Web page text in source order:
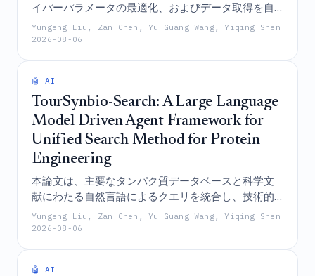
イパーパラメータの最適化、およびデータ取得を自
然言語による対話を通じて処理することにより、デ
ィープラーニングの深い専門知識を持たない生物学
モデル駆動型のエージェントフレームワークであ
る。
Yungeng Liu, Zan Chen, Yu Guang Wang, Yiqing Shen
2026-08-06
🤖 AI
TourSynbio-Search: A Large Language
Model Driven Agent Framework for
Unified Search Method for Protein
Engineering
本論文は、主要なタンパク質データベースと科学文
献にわたる自然言語によるクエリを統合し、技術的
障壁を下げてタンパク質工学研究を加速させる、
TourSynbio-7Bマルチモーダル大規模言語モデルを活
Yungeng Liu, Zan Chen, Yu Guang Wang, Yiqing Shen
2026-08-06
🤖 AI